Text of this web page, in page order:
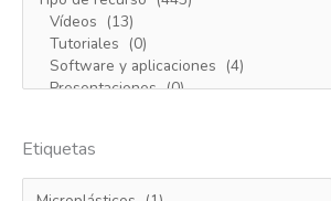
Etiquetas